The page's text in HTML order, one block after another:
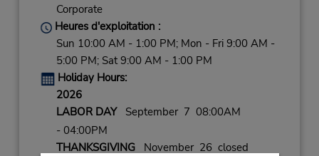
Corporate
Heures d'exploitation :
Sun 10:00 AM - 1:00 PM; Mon - Fri 9:00 AM -
5:00 PM; Sat 9:00 AM - 1:00 PM
Holiday Hours:
2026
LABOR DAYSeptember 7 08:00AM
- 04:00PM
THANKSGIVINGNovember 26 closed